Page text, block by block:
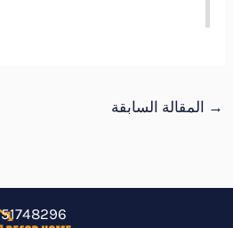
→ المقالة السابقة
51748296